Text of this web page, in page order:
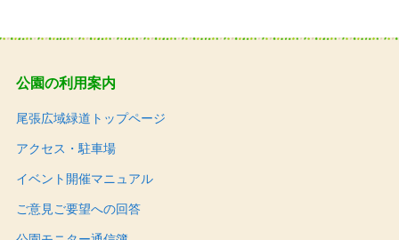
公園の利用案内
尾張広域緑道トップページ
アクセス・駐車場
イベント開催マニュアル
ご意見ご要望への回答